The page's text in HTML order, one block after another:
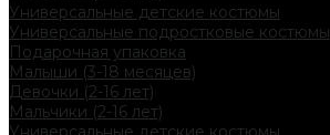
Универсальные детские костюмы
Универсальные подростковые костюмы
Подарочная упаковка
Малыши (3-18 месяцев)
Девочки (2-16 лет)
Мальчики (2-16 лет)